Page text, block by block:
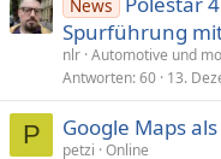
News
Spurführung
nlr Automotive und
Antworten 60 13.
P Google Maps
petzi Online